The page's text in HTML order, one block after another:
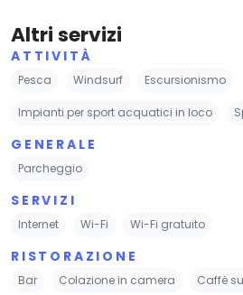
Altri servizi
ATTIVITÀ
Pesca Windsurf Escursionismo
Impianti per sport acquatici in loco
GENERALE
Parcheggio
SERVIZI
Internet Wi-Fi Wi-Fi gratuito
RISTORAZIONE
Bar Colazione in camera Caffè